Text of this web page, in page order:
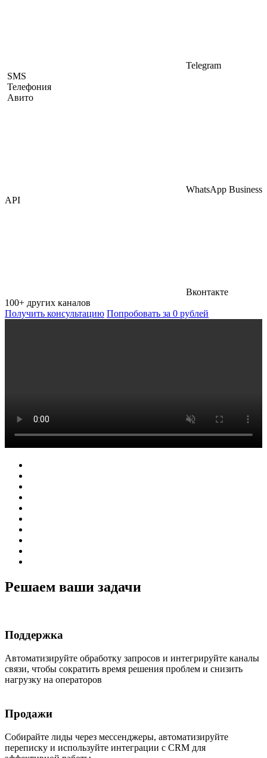
Telegram
SMS
Телефония
Авито
WhatsApp Business
API
Вконтакте
100+ других каналов
Получить консультацию Попробовать за 0 рублей
Решаем ваши задачи
Поддержка
Автоматизируйте обработку запросов и интегрируйте каналы
связи, чтобы сократить время решения проблем и снизить
нагрузку на операторов
Продажи
Собирайте лиды через мессенджеры, автоматизируйте
переписку и используйте интеграции с CRM для